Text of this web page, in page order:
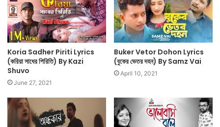
Koria Sadher Piriti Lyrics
(করিয়া সাধের পিরিতি) By Kazi
Shuvo
June 27, 2021
Buker Vetor Dohon Lyrics
(বুকের ভেতর দহন) By Samz Vai
April 10, 2021